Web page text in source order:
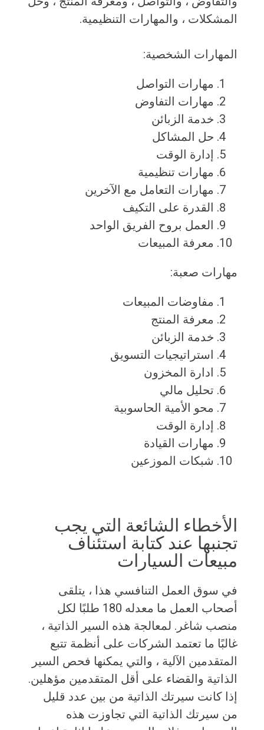
المشكلات ، والمهارات التنظيمية.
المهارات الشخصية:
مهارات التواصل
مهارات التفاوض
خدمة الزبائن
حل المشاكل
إدارة الوقت
مهارات تنظيمية
مهارات التعامل مع الآخرين
القدرة على التكيف
العمل بروح الفريق الواحد
معرفة المبيعات
مهارات صعبة:
مفاوضات المبيعات
معرفة المنتج
خدمة الزبائن
استراتيجيات التسويق
ادارة المخزون
تحليل مالي
محو الأمية الحاسوبية
إدارة الوقت
مهارات القيادة
شبكات الموزعين
الأخطاء الشائعة التي يجب
تجنبها عند كتابة استئناف
مبيعات السيارات
في سوق العمل التنافسي هذا ، يتلقى
أصحاب العمل ما معدله 180 طلبًا لكل
منصب شاغر. لمعالجة هذه السير الذاتية ،
غالبًا ما تعتمد الشركات على أنظمة تتبع
المتقدمين الآلية ، والتي يمكنها فحص السير
الذاتية والقضاء على أقل المتقدمين مؤهلين.
إذا كانت سيرتك الذاتية من بين عدد قليل
من سيرتك الذاتية التي تجاوزت هذه